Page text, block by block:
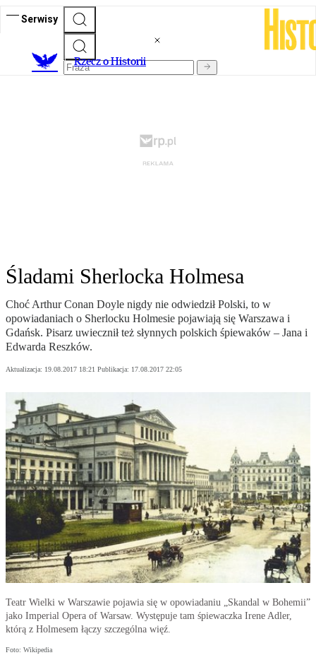
Serwisy
Rzecz o Historii
Śladami Sherlocka Holmesa
Choć Arthur Conan Doyle nigdy nie odwiedził Polski, to w
opowiadaniach o Sherlocku Holmesie pojawiają się Warszawa i
Gdańsk. Pisarz uwiecznił też słynnych polskich śpiewaków – Jana i
Edwarda Reszków.
Aktualizacja: 19.08.2017 18:21 Publikacja: 17.08.2017 22:05
Teatr Wielki w Warszawie pojawia się w opowiadaniu „Skandal w Bohemii”
jako Imperial Opera of Warsaw. Występuje tam śpiewaczka Irene Adler,
którą z Holmesem łączy szczególna więź.
Foto: Wikipedia